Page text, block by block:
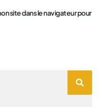
site dans le navigateur pour